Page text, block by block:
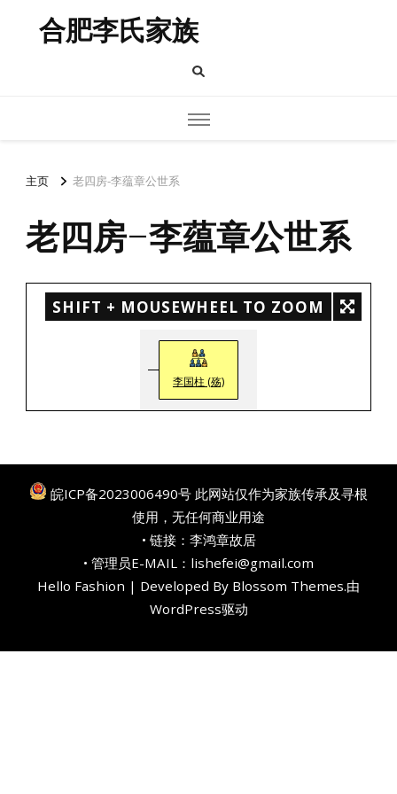
合肥李氏家族
主页 老四房-李蕴章公世系
老四房-李蕴章公世系
SHIFT + MOUSEWHEEL TO ZOOM
李国柱 (殇)
皖ICP备2023006490号 此网站仅作为家族传承及寻根
使用，无任何商业用途
• 链接： 李鸿章故居
• 管理员E-MAIL：lishefei@gmail.com
Hello Fashion | Developed By Blossom Themes.由
WordPress驱动